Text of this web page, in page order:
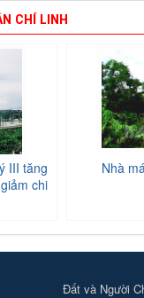
CHÍ LINH
III tăng
chi
Nhà
Đất và Người